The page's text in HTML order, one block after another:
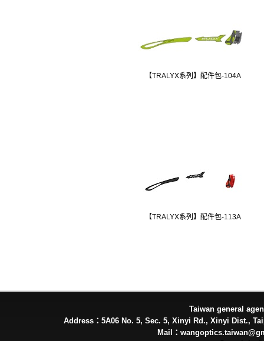
【TRALYX系列】配件包-104A
【TRALYX系列】配件包-113A
Taiwan general
Address：5A06 No. 5, Sec. 5, Xinyi Rd., Xinyi Dist.,
Mail：